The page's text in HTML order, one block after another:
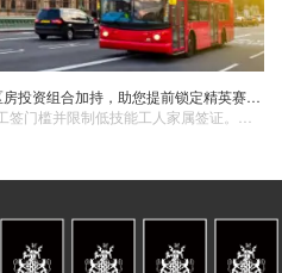
英国移民政策再收紧？低龄留学+学区房投资组合加持，助您提前锁定精英赛道！